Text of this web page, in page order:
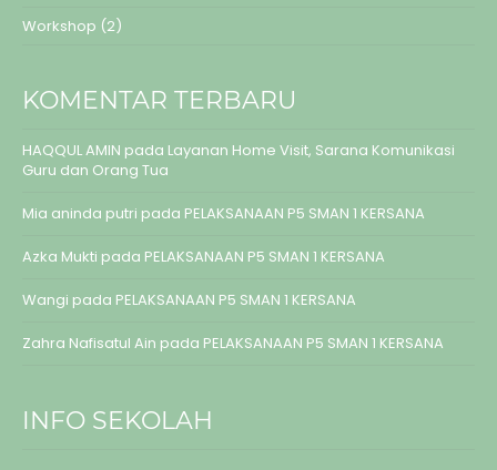
Workshop (2)
KOMENTAR TERBARU
HAQQUL AMIN pada Layanan Home Visit, Sarana Komunikasi
Guru dan Orang Tua
Mia aninda putri pada PELAKSANAAN P5 SMAN 1 KERSANA
Azka Mukti pada PELAKSANAAN P5 SMAN 1 KERSANA
Wangi pada PELAKSANAAN P5 SMAN 1 KERSANA
Zahra Nafisatul Ain pada PELAKSANAAN P5 SMAN 1 KERSANA
INFO SEKOLAH